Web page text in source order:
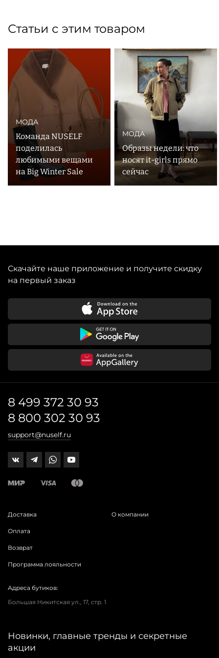
Статьи с этим товаром
МОДА
Команда NUSELF
поделилась
любимыми вещами
на Big Winter Sale
МОДА
Образы недели: что
носят it-girls прямо
сейчас
Скачайте наше приложение и получите скидку
на первый заказ
8 499 372 30 93
8 800 302 30 93
support@nuself.ru
Доставка
Оплата
Возврат
Программа лояльности
О компании
Адреса бутиков:
Большая Никитская ул., 17, стр. 1
Новинки, главные тренды и секретные
акции